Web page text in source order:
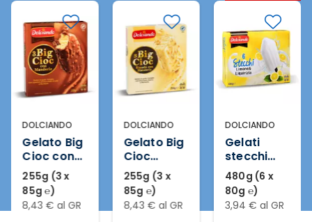
DOLCIANDO
Gelato Big
Cioc con
mandorle
3 pezzi
255g (3 x
85g ℮)
8,43 € al GR
DOLCIANDO
Gelato Big
Cioc
bianchi
con
mandorle
3 pezzi
255g (3 x
85g ℮)
8,43 € al GR
DOLCIANDO
Gelati
stecchi
limone e
liquirizia 6
pezzi
480g (6 x
80g ℮)
3,94 € al GR